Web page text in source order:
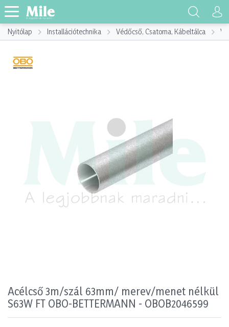
Nyitólap Installációtechnika Védőcső, Csatorna, Kábeltálca
Acélcső 3m/szál 63mm/ merev/menet nélkül
S63W FT OBO-BETTERMANN - OBOB2046599